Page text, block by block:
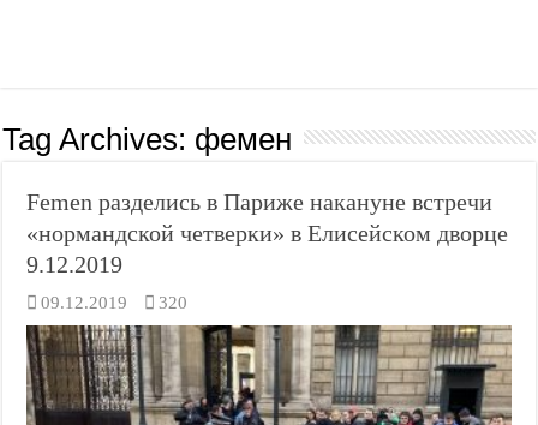
Tag Archives: фемен
Femen разделись в Париже накануне встречи
«нормандской четверки» в Елисейском дворце
9.12.2019
09.12.2019 320